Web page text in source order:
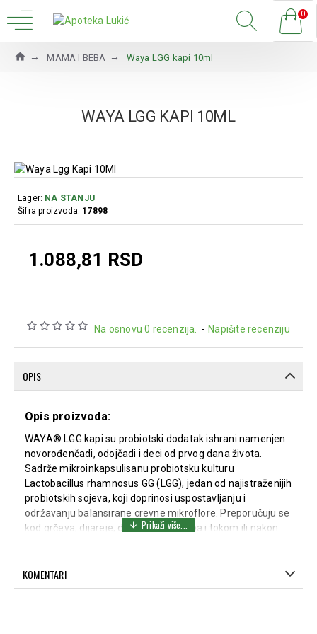
0
MAMA I BEBA Waya LGG kapi 10ml
WAYA LGG KAPI 10ML
Na osnovu 0 recenzija. - Napišite recenziju
1.088,81 RSD
Lager: NA STANJU
Šifra proizvoda: 17898
OPIS
Opis proizvoda:
WAYA® LGG kapi su probiotski dodatak ishrani namenjen
novorođenčadi, odojčadi i deci od prvog dana života.
Sadrže mikroinkapsulisanu probiotsku kulturu
Lactobacillus rhamnosus GG (LGG), jedan od najistraženijih
probiotskih sojeva, koji doprinosi uspostavljanju i
održavanju balansirane crevne mikroflore. Preporučuju se
kod grčeva, dijareje, digestivnih tegoba i tokom ili nakon
Način upotrebe:
KOMENTARI